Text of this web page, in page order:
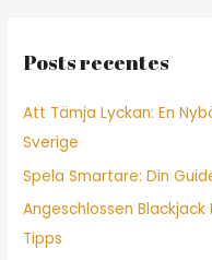
h
o
r
:
Posts recentes
Att Tämja Lyckan: En
Sverige
Spela Smartare: Din
Angeschlossen
Tipps